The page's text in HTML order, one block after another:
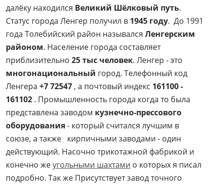
далёку находился Великий Шёлковый путь.
Статус города Ленгер получил в 1945 году. До 1991
года Толебийский район назывался Ленгерским
районом. Население города составляет
приблизительно 25 тыс человек. Ленгер - это
многонациональный город. Телефонный код
Ленгера +7 72547 , а почтовый индекс 161100 -
161102 . Промышленность города когда то была
представлена заводом кузнечно-прессового
оборудования- который считался лучшим в
союзе, а также кирпичными заводами - один
действующий. Насочно трикотажной фабрикой и
конечно жеугольными шахтами о которых я писал
подробно. Так же Присутствует завод точного